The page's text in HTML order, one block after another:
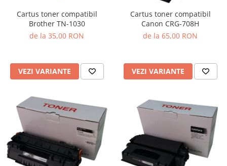
Cartus toner compatibil
Brother TN-1030
de la 35,00 RON
VEZI VARIANTE
Cartus toner compatibil
Canon CRG-708H
de la 65,00 RON
VEZI VARIANTE